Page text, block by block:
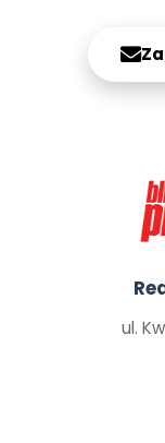
ul.